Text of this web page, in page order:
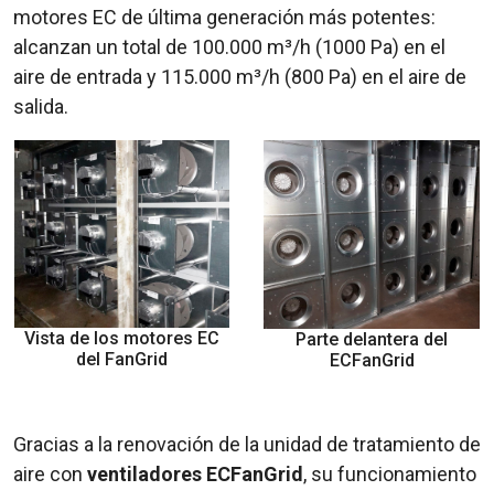
motores EC de última generación más potentes:
alcanzan un total de 100.000 m³/h (1000 Pa) en el
aire de entrada y 115.000 m³/h (800 Pa) en el aire de
salida.
Vista de los motores EC
del FanGrid
Parte delantera del
ECFanGrid
Gracias a la renovación de la unidad de tratamiento de
aire con ventiladores ECFanGrid, su funcionamiento